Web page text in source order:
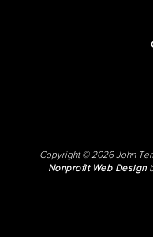
Copyright © 2026 John
Nonprofit Web Design